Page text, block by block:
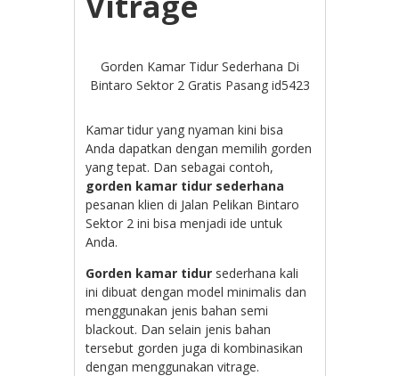
Gorden Kamar Tidur Sederhana Di
Bintaro Sektor 2 Gratis Pasang id5423
Kamar tidur yang nyaman kini bisa
Anda dapatkan dengan memilih gorden
yang tepat. Dan sebagai contoh,
gorden kamar tidur sederhana
pesanan klien di Jalan Pelikan Bintaro
Sektor 2 ini bisa menjadi ide untuk
Anda.
Gorden kamar tidur sederhana kali
ini dibuat dengan model minimalis dan
menggunakan jenis bahan semi
blackout. Dan selain jenis bahan
tersebut gorden juga di kombinasikan
dengan menggunakan vitrage.